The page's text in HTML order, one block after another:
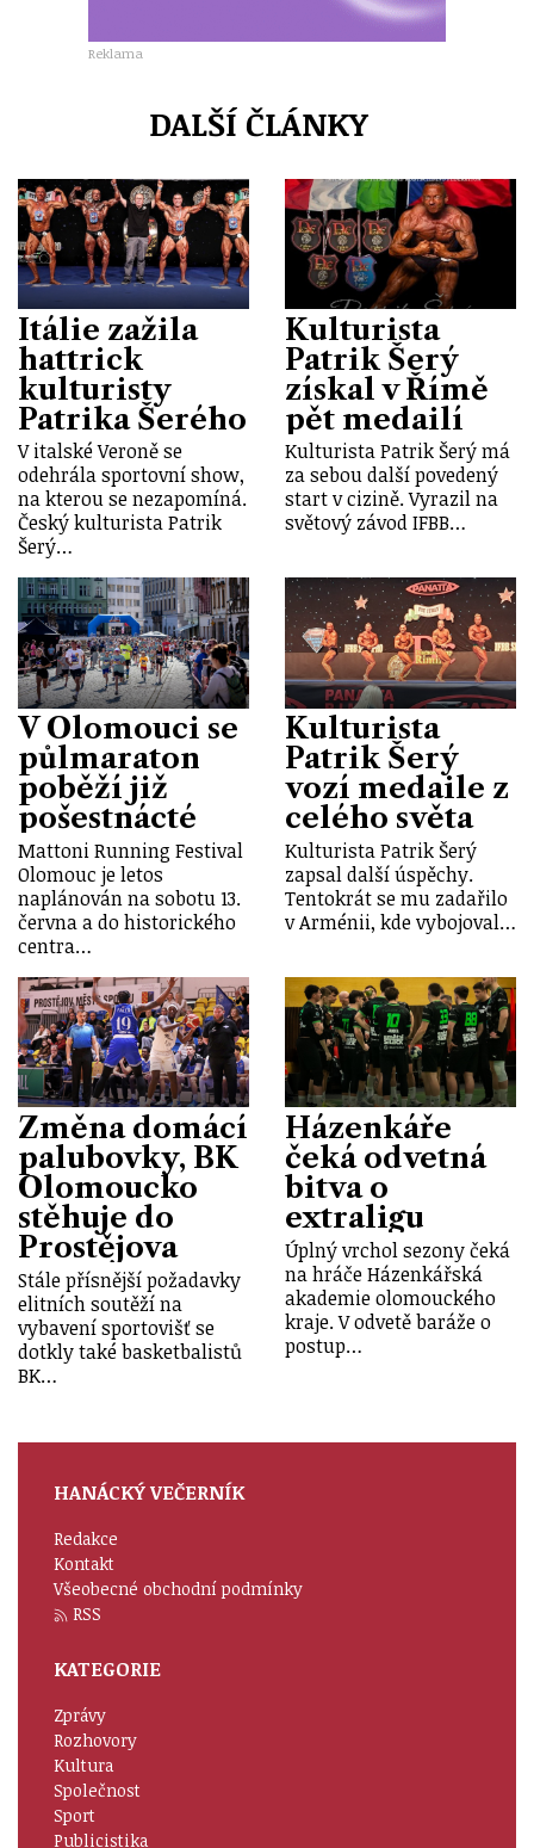
Reklama
DALŠÍ ČLÁNKY
Itálie zažila
hattrick
kulturisty
Patrika Šerého
V italské Veroně se
odehrála sportovní show,
na kterou se nezapomíná.
Český kulturista Patrik
Šerý…
Kulturista
Patrik Šerý
získal v Římě
pět medailí
Kulturista Patrik Šerý má
za sebou další povedený
start v cizině. Vyrazil na
světový závod IFBB…
V Olomouci se
půlmaraton
poběží již
pošestnácté
Mattoni Running Festival
Olomouc je letos
naplánován na sobotu 13.
června a do historického
centra…
Kulturista
Patrik Šerý
vozí medaile z
celého světa
Kulturista Patrik Šerý
zapsal další úspěchy.
Tentokrát se mu zadařilo
v Arménii, kde vybojoval…
Změna domácí
palubovky, BK
Olomoucko
stěhuje do
Prostějova
Stále přísnější požadavky
elitních soutěží na
vybavení sportovišť se
dotkly také basketbalistů
BK…
Házenkáře
čeká odvetná
bitva o
extraligu
Úplný vrchol sezony čeká
na hráče Házenkářská
akademie olomouckého
kraje. V odvetě baráže o
postup…
HANÁCKÝ VEČERNÍK
Redakce
Kontakt
Všeobecné obchodní podmínky
RSS
KATEGORIE
Zprávy
Rozhovory
Kultura
Společnost
Sport
Publicistika